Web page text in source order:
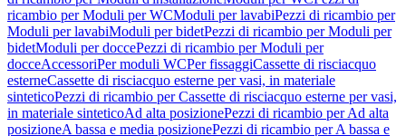
ricambio per Moduli per WCModuli per lavabiPezzi di ricambio per
Moduli per lavabiModuli per bidetPezzi di ricambio per Moduli per
bidetModuli per doccePezzi di ricambio per Moduli per
docceAccessoriPer moduli WCPer fissaggiCassette di risciacquo
esterneCassette di risciacquo esterne per vasi, in materiale
sinteticoPezzi di ricambio per Cassette di risciacquo esterne per vasi,
in materiale sinteticoAd alta posizionePezzi di ricambio per Ad alta
posizioneA bassa e media posizionePezzi di ricambio per A bassa e